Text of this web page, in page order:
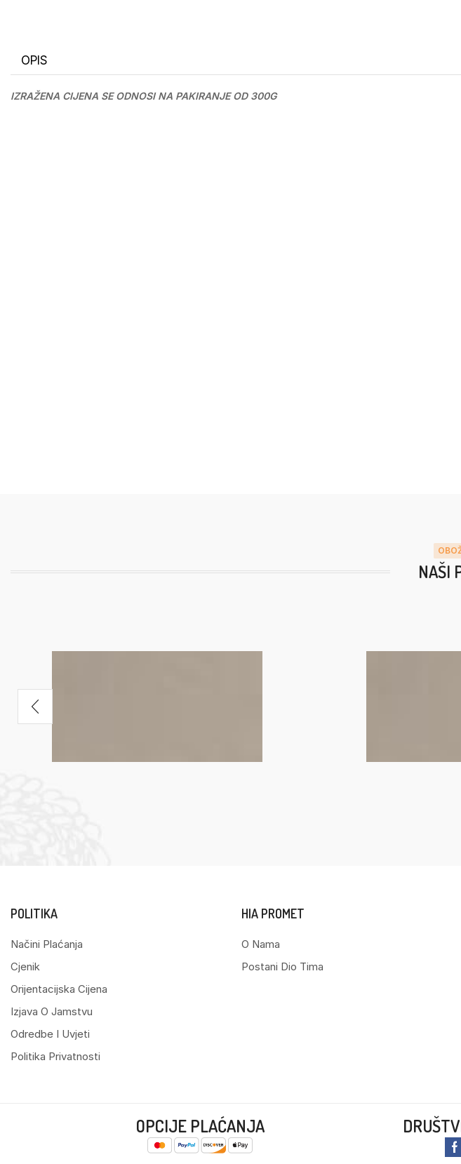
OPIS
IZRAŽENA CIJENA SE ODNOSI NA PAKIRANJE OD 300G
NAŠI
POLITIKA
Načini Plaćanja
Cjenik
Orijentacijska Cijena
Izjava O Jamstvu
Odredbe I Uvjeti
Politika Privatnosti
HIA PROMET
O Nama
Postani Dio Tima
OPCIJE PLAĆANJA